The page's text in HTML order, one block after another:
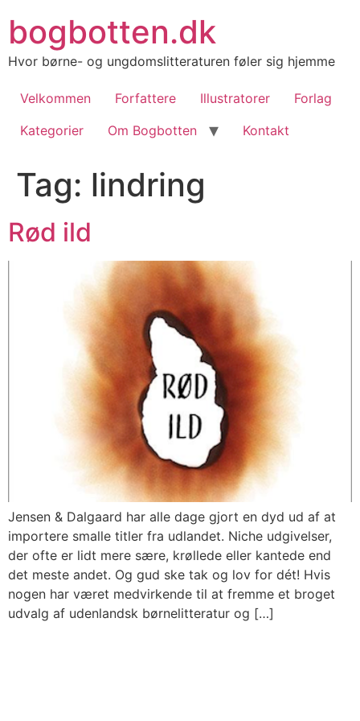
indhold
bogbotten.dk
Hvor børne- og ungdomslitteraturen føler sig hjemme
Velkommen Forfattere Illustratorer
Forlag
Kategorier
Om Bogbotten Kontakt
Tag: lindring
Rød ild
Jensen & Dalgaard har alle dage gjort en dyd ud af at
importere smalle titler fra udlandet. Niche udgivelser,
der ofte er lidt mere sære, krøllede eller kantede end
det meste andet. Og gud ske tak og lov for dét! Hvis
nogen har været medvirkende til at fremme et broget
udvalg af udenlandsk børnelitteratur og […]